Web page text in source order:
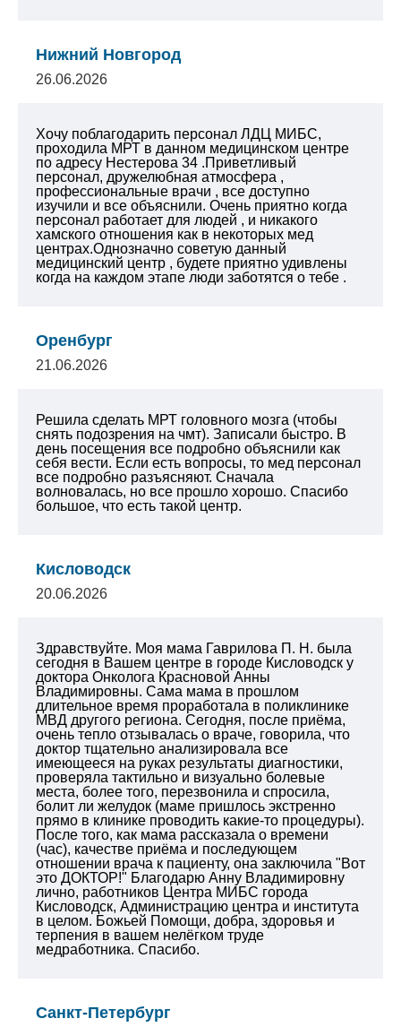
Нижний Новгород
26.06.2026
Хочу поблагодарить персонал ЛДЦ МИБС,
проходила МРТ в данном медицинском центре
по адресу Нестерова 34 .Приветливый
персонал, дружелюбная атмосфера ,
профессиональные врачи , все доступно
изучили и все объяснили. Очень приятно когда
персонал работает для людей , и никакого
хамского отношения как в некоторых мед
центрах.Однозначно советую данный
медицинский центр , будете приятно удивлены
когда на каждом этапе люди заботятся о тебе .
Оренбург
21.06.2026
Решила сделать МРТ головного мозга (чтобы
снять подозрения на чмт). Записали быстро. В
день посещения все подробно объяснили как
себя вести. Если есть вопросы, то мед персонал
все подробно разъясняют. Сначала
волновалась, но все прошло хорошо. Спасибо
большое, что есть такой центр.
Кисловодск
20.06.2026
Здравствуйте. Моя мама Гаврилова П. Н. была
сегодня в Вашем центре в городе Кисловодск у
доктора Онколога Красновой Анны
Владимировны. Сама мама в прошлом
длительное время проработала в поликлинике
МВД другого региона. Сегодня, после приёма,
очень тепло отзывалась о враче, говорила, что
доктор тщательно анализировала все
имеющееся на руках результаты диагностики,
проверяла тактильно и визуально болевые
места, более того, перезвонила и спросила,
болит ли желудок (маме пришлось экстренно
прямо в клинике проводить какие-то процедуры).
После того, как мама рассказала о времени
(час), качестве приёма и последующем
отношении врача к пациенту, она заключила "Вот
это ДОКТОР!" Благодарю Анну Владимировну
лично, работников Центра МИБС города
Кисловодск, Администрацию центра и института
в целом. Божьей Помощи, добра, здоровья и
терпения в вашем нелёгком труде
медработника. Спасибо.
Санкт-Петербург